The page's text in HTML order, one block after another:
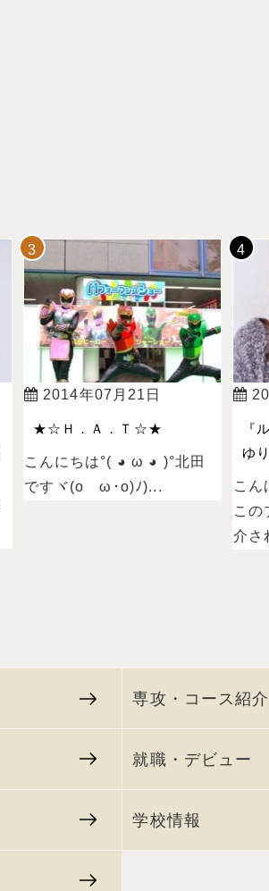
2014年07月21日
★☆Ｈ．Ａ．Ｔ☆★
こんにちは°( ◕ ω ◕ )°北田
ですヾ(oゝω･o)ﾉ)...
『
ゆ
こん
この
介さ
専攻・コース紹介
就職・デビュー
学校情報